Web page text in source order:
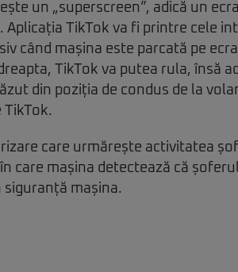
un „superscreen”, adică un
TikTok va fi printre cele
când mașina este parcată pe
TikTok va putea rula, însă
din poziția de condus de la
care urmărește activitatea
care mașina detectează că
siguranță mașina.